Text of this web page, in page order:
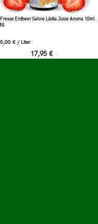
Erdbeer Sahne Lädla Juice Aroma 10ml
€ / Liter
17,95 € *